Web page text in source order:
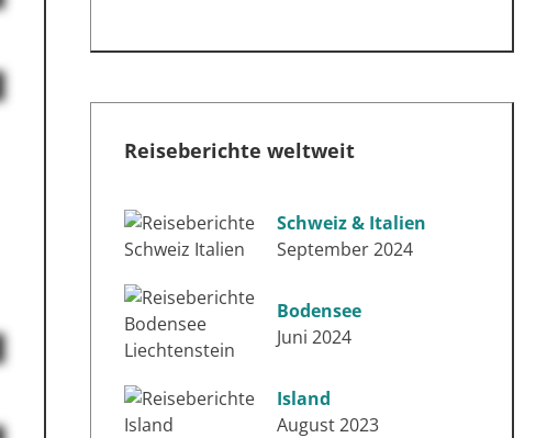
Reiseberichte weltweit
Schweiz & Italien
September 2024
Bodensee
Juni 2024
Island
August 2023